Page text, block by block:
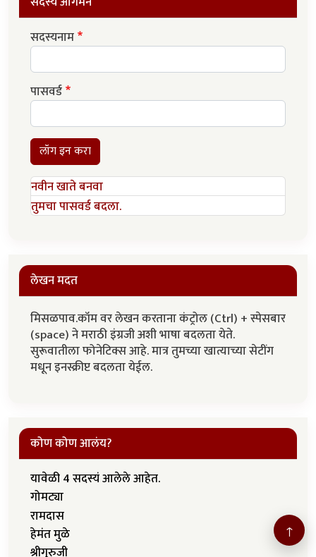
सदस्यनाम
पासवर्ड
लॉग इन करा
नवीन खाते बनवा
तुमचा पासवर्ड बदला.
लेखन मदत
मिसळपाव.कॉम वर लेखन करताना कंट्रोल (Ctrl) + स्पेसबार
(space) ने मराठी इंग्रजी अशी भाषा बदलता येते.
सुरूवातीला फोनेटिक्स आहे. मात्र तुमच्या खात्याच्या सेटींग
मधून इनस्क्रीप्ट बदलता येईल.
कोण कोण आलंय?
यावेळी 4 सदस्यं आलेले आहेत.
गोमट्या
रामदास
हेमंत मुळे
श्रीगुरुजी
↑